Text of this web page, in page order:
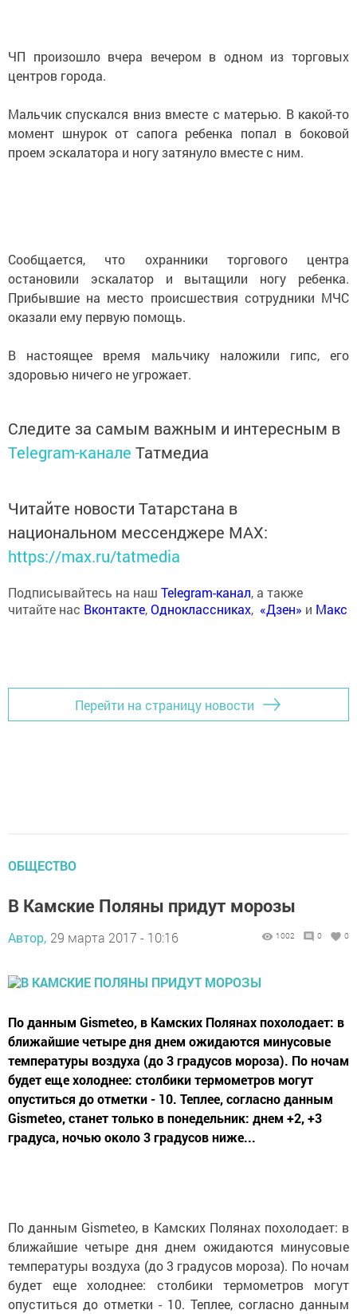
ЧП произошло вчера вечером в одном из торговых
центров города.
Мальчик спускался вниз вместе с матерью. В какой-то
момент шнурок от сапога ребенка попал в боковой
проем эскалатора и ногу затянуло вместе с ним.
Сообщается, что охранники торгового центра
остановили эскалатор и вытащили ногу ребенка.
Прибывшие на место происшествия сотрудники МЧС
оказали ему первую помощь.
В настоящее время мальчику наложили гипс, его
здоровью ничего не угрожает.
Следите за самым важным и интересным в
Telegram-канале Татмедиа
Читайте новости Татарстана в
национальном мессенджере MАХ:
https://max.ru/tatmedia
Подписывайтесь на наш Telegram-канал, а также
читайте нас Вконтакте,Одноклассниках, «Дзен» и Макс
Перейти на страницу новости
ОБЩЕСТВО
В Камские Поляны придут морозы
Автор, 29 марта 2017 - 10:16 1002 0 0
По данным Gismeteo, в Камских Полянах похолодает: в
ближайшие четыре дня днем ожидаются минусовые
температуры воздуха (до 3 градусов мороза). По ночам
будет еще холоднее: столбики термометров могут
опуститься до отметки - 10. Теплее, согласно данным
Gismeteo, станет только в понедельник: днем +2, +3
градуса, ночью около 3 градусов ниже...
По данным Gismeteo, в Камских Полянах похолодает: в
ближайшие четыре дня днем ожидаются минусовые
температуры воздуха (до 3 градусов мороза). По ночам
будет еще холоднее: столбики термометров могут
опуститься до отметки - 10. Теплее, согласно данным